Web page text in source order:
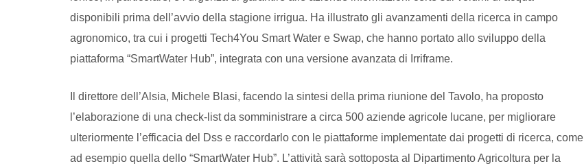
disponibili prima dell’avvio della stagione irrigua. Ha illustrato gli avanzamenti della ricerca in campo
agronomico, tra cui i progetti Tech4You Smart Water e Swap, che hanno portato allo sviluppo della
piattaforma “SmartWater Hub”, integrata con una versione avanzata di Irriframe.
Il direttore dell’Alsia, Michele Blasi, facendo la sintesi della prima riunione del Tavolo, ha proposto
l’elaborazione di una check-list da somministrare a circa 500 aziende agricole lucane, per migliorare
ulteriormente l’efficacia del Dss e raccordarlo con le piattaforme implementate dai progetti di ricerca, come
ad esempio quella dello “SmartWater Hub”. L’attività sarà sottoposta al Dipartimento Agricoltura per la